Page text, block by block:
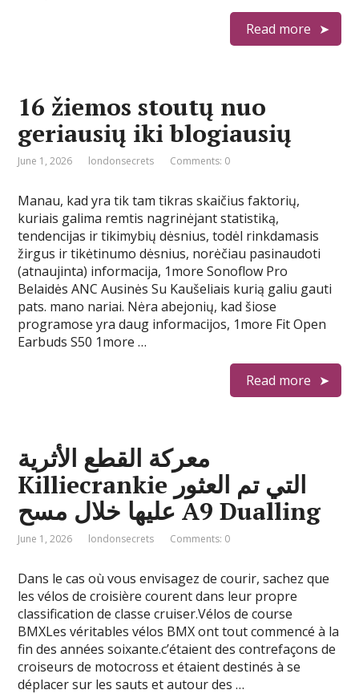
Read more
16 žiemos stoutų nuo
geriausių iki blogiausių
June 1, 2026 londonsecrets Comments: 0
Manau, kad yra tik tam tikras skaičius faktorių,
kuriais galima remtis nagrinėjant statistiką,
tendencijas ir tikimybių dėsnius, todėl rinkdamasis
žirgus ir tikėtinumo dėsnius, norėčiau pasinaudoti
(atnaujinta) informacija, 1more Sonoflow Pro
Belaidės ANC Ausinės Su Kaušeliais kurią galiu gauti
pats. mano nariai. Nėra abejonių, kad šiose
programose yra daug informacijos, 1more Fit Open
Earbuds S50 1more …
Read more
معركة القطع الأثرية
Killiecrankie التي تم العثور
عليها خلال مسح A9 Dualling
June 1, 2026 londonsecrets Comments: 0
Dans le cas où vous envisagez de courir, sachez que
les vélos de croisière courent dans leur propre
classification de classe cruiser.Vélos de course
BMXLes véritables vélos BMX ont tout commencé à la
fin des années soixante.c’étaient des contrefaçons de
croiseurs de motocross et étaient destinés à se
déplacer sur les sauts et autour des …